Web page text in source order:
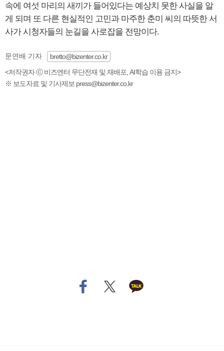
속에 여섯 마리의 새끼가 들어있다는 예상치 못한 사실을 알
게 되며 또 다른 현실적인 고민과 마주한 춘미 씨의 따뜻한 서
사가 시청자들의 눈길을 사로잡을 전망이다.
문연배 기자
bretto@bizenter.co.kr
<저작권자 ⓒ 비즈엔터 무단전재 및 재배포, AI학습 이용 금지>
※ 보도자료 및 기사제보 press@bizenter.co.kr